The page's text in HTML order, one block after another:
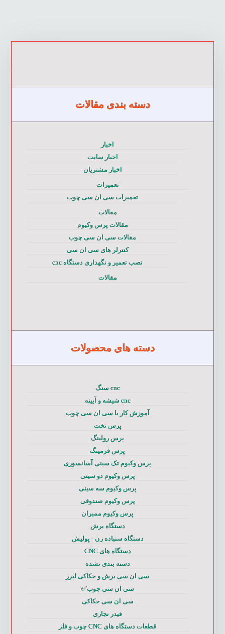
دسته بندی مقالات
اخبار
اخبار سایت
اخبار مشتریان
تعمیرات
تعمیرات سی ان سی چوب
مقالات
مقالات پرس وکیوم
مقالات سی ان سی چوب
کنترلر های سی ان سی
نصب تعمیر و نگهداری دستگاه cnc
مقالات
دسته های محصولات
cnc سنگ
cnc شیشه و آیینه
آموزش کار با سی ان سی چوب
پرس تخت
پرس رولینگ
پرس فرمینگ
پرس وکیوم تک سینی آسانسوری
پرس وکیوم دو سینی
پرس وکیوم سه سینی
پرس وکیوم صندوقی
پرس وکیوم ممبران
دستگاه برش
دستگاه سنباده زن - پولیش
دستگاه های CNC
دسته بندی نشده
سی ان سی برش و حکاکی لیزر
سی ان سی چوب✅
سی ان سی حکاکی
فیدر نجاری
قطعات دستگاه های CNC چوب و فلز